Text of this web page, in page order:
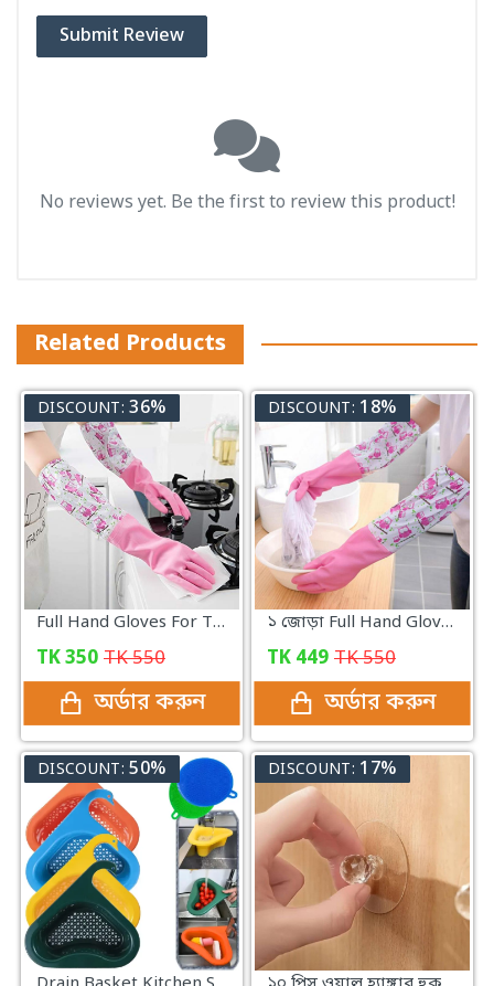
Submit Review
No reviews yet. Be the first to review this product!
Related Products
DISCOUNT: 36%
Full Hand Gloves For The Kitchen
TK350 TK550
অর্ডার করুন
DISCOUNT: 18%
১ জোড়া Full Hand Gloves For The Kitchen
TK 449 TK550
অর্ডার করুন
DISCOUNT: 50% DISCOUNT: 17%